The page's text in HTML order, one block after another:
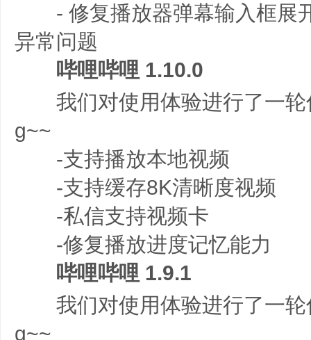
- 修复播放器弹幕输入框展
异常问题
哔哩哔哩 1.10.0
我们对使用体验进行了一轮
g~~
-支持播放本地视频
-支持缓存8K清晰度视频
-私信支持视频卡
-修复播放进度记忆能力
哔哩哔哩 1.9.1
我们对使用体验进行了一轮
g~~